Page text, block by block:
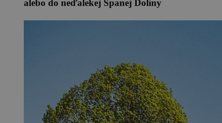
alebo do neďalekej Španej Doliny